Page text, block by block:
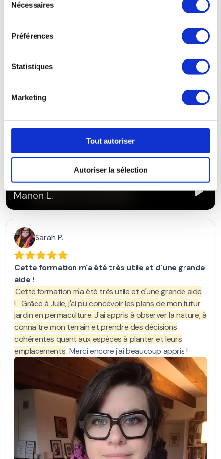
Nécessaires
Préférences
Statistiques
Marketing
Tout autoriser
Autoriser la sélection